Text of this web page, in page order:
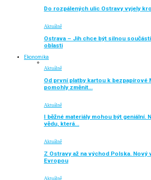
Do rozpálených ulic Ostravy vyjely
Aktuálně
Ostrava – Jih chce být silnou
oblasti
Ekonomika
Aktuálně
Od první platby kartou k bezpapírové
pomohly změnit…
Aktuálně
I běžné materiály mohou být geniální.
vědu, která…
Aktuálně
Z Ostravy až na východ Polska.
Evropou
Aktuálně